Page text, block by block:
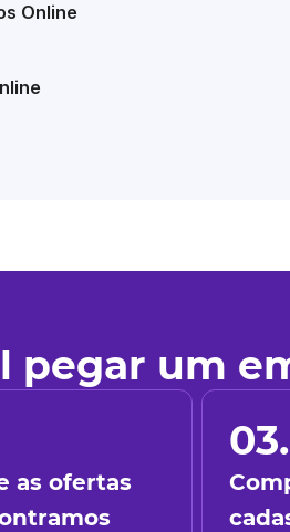
Online
pegar um
as ofertas
03.